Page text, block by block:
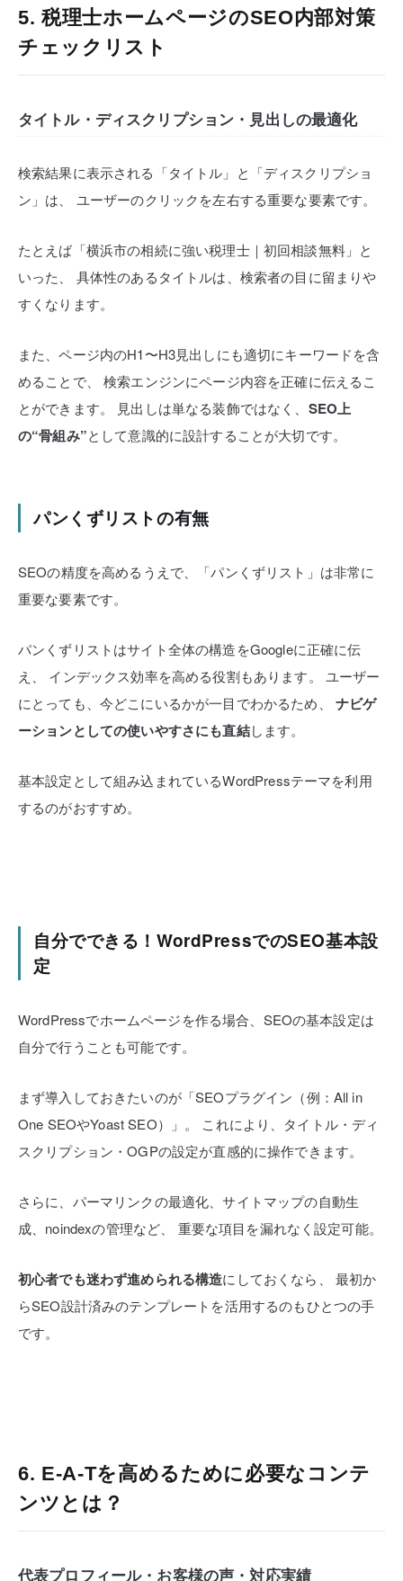
5. 税理士ホームページのSEO内部対策
チェックリスト
タイトル・ディスクリプション・見出しの最適化
検索結果に表示される「タイトル」と「ディスクリプショ
ン」は、
ユーザーのクリックを左右する重要な要素です。
たとえば「横浜市の相続に強い税理士｜初回相談無料」と
いった、
具体性のあるタイトルは、検索者の目に留まりや
すくなります。
また、ページ内のH1〜H3見出しにも適切にキーワードを含
めることで、
検索エンジンにページ内容を正確に伝えるこ
とができます。
見出しは単なる装飾ではなく、 SEO上
の“骨組み”として意識的に設計することが大切です。
パンくずリストの有無
SEOの精度を高めるうえで、「パンくずリスト」は非常に
重要な要素です。
パンくずリストはサイト全体の構造をGoogleに正確に伝
え、
インデックス効率を高める役割もあります。
ユーザー
にとっても、今どこにいるかが一目でわかるため、
ナビゲ
ーションとしての使いやすさにも直結します。
基本設定として組み込まれているWordPressテーマを利用
するのがおすすめ。
自分でできる！WordPressでのSEO基本設
定
WordPressでホームページを作る場合、SEOの基本設定は
自分で行うことも可能です。
まず導入しておきたいのが「SEOプラグイン（例：All in
One SEOやYoast SEO）」。
これにより、タイトル・ディ
スクリプション・OGPの設定が直感的に操作できます。
さらに、パーマリンクの最適化、サイトマップの自動生
成、noindexの管理など、
重要な項目を漏れなく設定可能。
初心者でも迷わず進められる構造にしておくなら、
最初か
らSEO設計済みのテンプレートを活用するのもひとつの手
です。
6. E‑A‑Tを高めるために必要なコンテ
ンツとは？
代表プロフィール・お客様の声・対応実績